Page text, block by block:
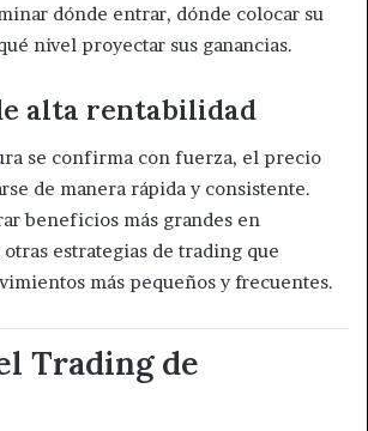
dónde entrar, dónde colocar su
nivel proyectar sus ganancias.
alta rentabilidad
se confirma con fuerza, el precio
de manera rápida y consistente.
beneficios más grandes en
estrategias de trading que
más pequeños y frecuentes.
Trading de